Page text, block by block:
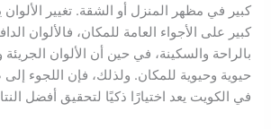
كبير في مظهر المنزل أو الشقة. تغيير
كبير على الأجواء العامة للمكان، فالألوان
بالراحة والسكينة، في حين أن الألوان
حيوية وحيوية للمكان. ولذلك، فإن اللجوء
في الكويت يعد اختيارًا ذكيًا لتحقيق أفضل